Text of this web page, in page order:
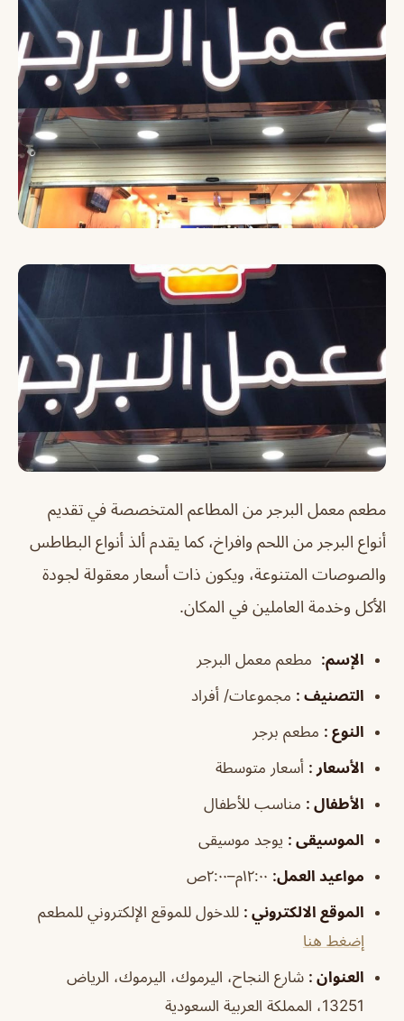
مطعم معمل البرجر من المطاعم المتخصصة في تقديم
أنواع البرجر من اللحم وافراخ، كما يقدم ألذ أنواع البطاطس
والصوصات المتنوعة، ويكون ذات أسعار معقولة لجودة
الأكل وخدمة العاملين في المكان.
الإسم: مطعم معمل البرجر
التصنيف : مجموعات/ أفراد
النوع : مطعم برجر
الأسعار : أسعار متوسطة
الأطفال : مناسب للأطفال
الموسيقى : يوجد موسيقى
مواعيد العمل: ١٢:٠٠م–٢:٠٠ص
الموقع الالكتروني : للدخول للموقع الإلكتروني للمطعم
إضغط هنا
العنوان : شارع النجاح، اليرموك، اليرموك، الرياض
13251، المملكة العربية السعودية